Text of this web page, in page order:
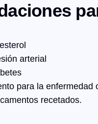
arterial
para la enfermedad
recetados.